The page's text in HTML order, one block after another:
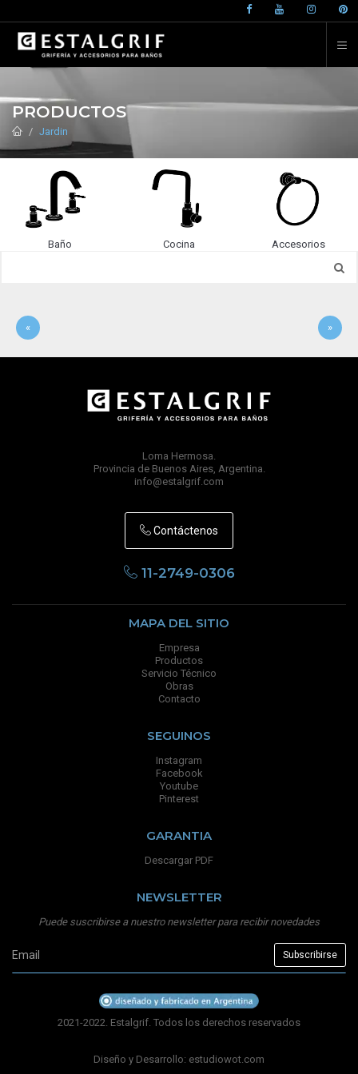
PRODUCTOS
Jardin
Baño Cocina Accesorios
« »
Loma Hermosa.
Provincia de Buenos Aires, Argentina.
info@estalgrif.com
Contáctenos
11-2749-0306
MAPA DEL SITIO
Empresa
Productos
Servicio Técnico
Obras
Contacto
SEGUINOS
Instagram
Facebook
Youtube
Pinterest
GARANTIA
Descargar PDF
NEWSLETTER
Puede suscribirse a nuestro newsletter para recibir novedades
2021-2022. Estalgrif. Todos los derechos reservados
Diseño y Desarrollo: estudiowot.com